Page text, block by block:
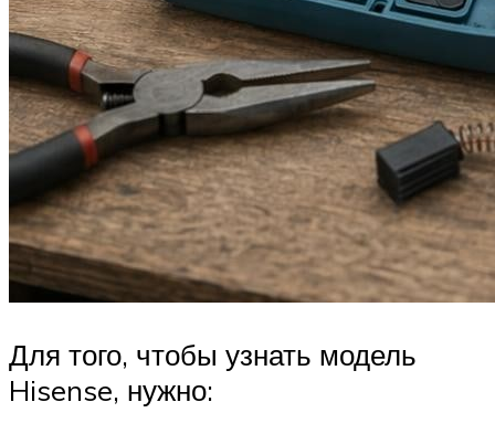
Для того, чтобы узнать модель
Hisense, нужно: